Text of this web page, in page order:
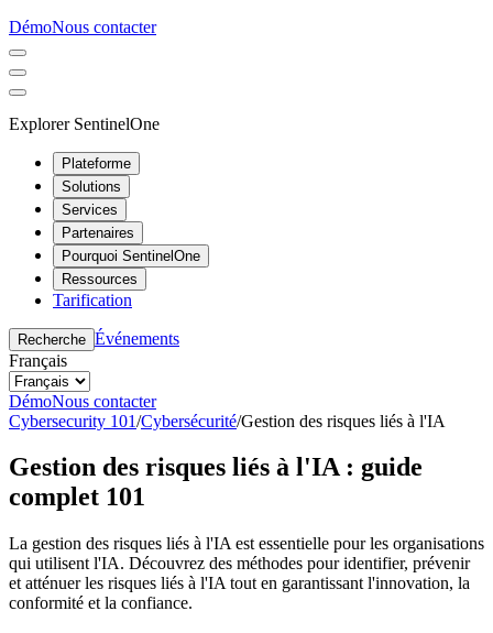
DémoNous contacter
Explorer SentinelOne
Plateforme
Solutions
Services
Partenaires
Pourquoi SentinelOne
Ressources
Tarification
Recherche Événements
Français
DémoNous contacter
Cybersecurity 101/Cybersécurité/Gestion des risques liés à l'IA
Gestion des risques liés à l'IA : guide
complet 101
La gestion des risques liés à l'IA est essentielle pour les organisations
qui utilisent l'IA. Découvrez des méthodes pour identifier, prévenir
et atténuer les risques liés à l'IA tout en garantissant l'innovation, la
conformité et la confiance.